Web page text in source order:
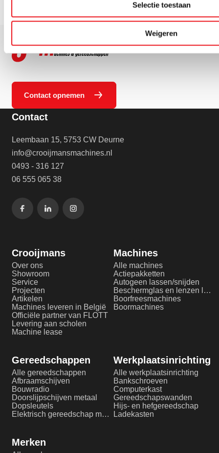
Selectie toestaan
Weigeren
Contact opnemen
Contact
Leembaan 15, 5753 CW Deurne
info@crooijmansmachines.nl
0493 - 316 127
06 555 065 38
Crooijmans
Over ons
Showroom
Service
Projecten
Artikelen
Machines leveren in België
Officiële partner van FLOTT
Levering aan scholen
Machine lease
Machines
Alle machines
Actiepakketten
Autogeen lassen/snijden
Beschermglas en lenzen laserlassen
Boorfreesmachines
Boormachines
Gereedschappen
Alle gereedschappen
Afbraamschijven
Bouwradio
Doorslijpschijven metaal
Dopsleutels
Elektrisch gereedschap metaalbewerking
Werkplaatsinrichting
Alle werkplaatsinrichting
Bankschroeven
Computerkast
Gereedschapswanden
Hijs- en hefgereedschap
Ladekasten
Merken